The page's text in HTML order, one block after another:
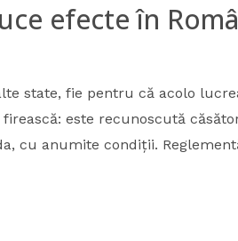
efecte în
state, fie pentru că acolo
este recunoscută
cu anumite condiții.